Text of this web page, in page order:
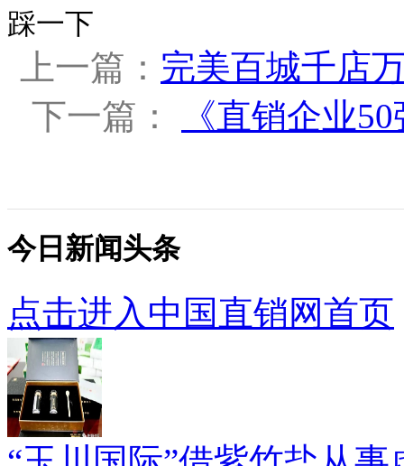
踩一下
上一篇： 完美百城千店
下一篇：
《直销企业
今日新闻头条
点击进入中国直销网首页